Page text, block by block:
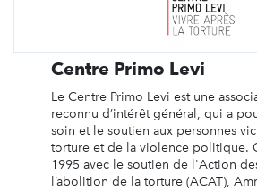
Centre Primo Levi
Le Centre Primo Levi est une
reconnu d’intérêt général, qui a
soin et le soutien aux personnes
torture et de la violence politique.
1995 avec le soutien de l'Action
l’abolition de la torture (ACAT),